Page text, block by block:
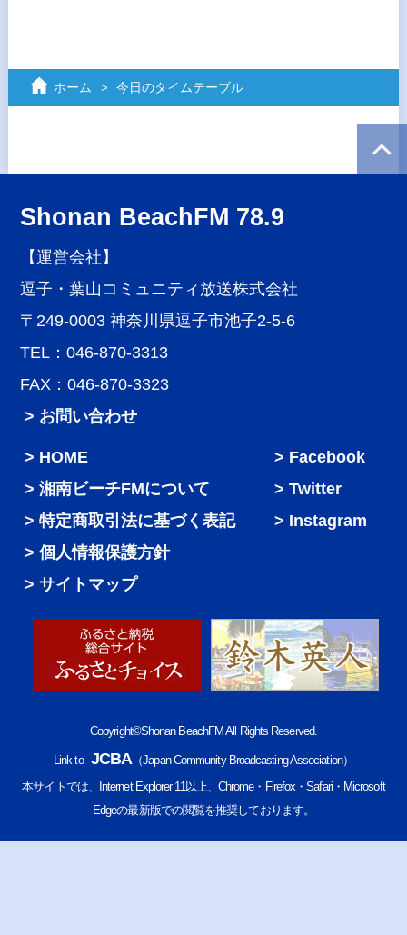
ホーム 今日のタイムテーブル
Shonan BeachFM 78.9
【運営会社】
逗子・葉山コミュニティ放送株式会社
〒249-0003 神奈川県逗子市池子2-5-6
TEL：046-870-3313
FAX：046-870-3323
> お問い合わせ
HOME
湘南ビーチFMについて
特定商取引法に基づく表記
個人情報保護方針
サイトマップ
Facebook
Twitter
Instagram
Copyright©Shonan BeachFM All Rights Reserved.
Link to JCBA（Japan Community Broadcasting Association）
本サイトでは、Internet Explorer 11以上、Chrome・Firefox・Safari・Microsoft
Edgeの最新版での閲覧を推奨しております。